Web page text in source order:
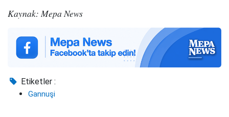
Kaynak: Mepa News
Etiketler :
Gannuşi